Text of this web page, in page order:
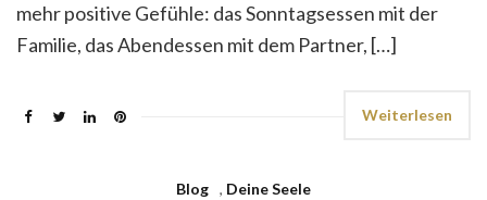
mehr positive Gefühle: das Sonntagsessen mit der
Familie, das Abendessen mit dem Partner, […]
Weiterlesen
Blog , Deine Seele